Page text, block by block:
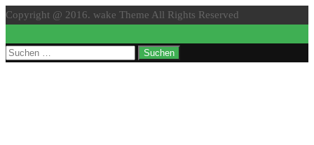
Copyright @ 2016. wake Theme All Rights Reserved
Suchen